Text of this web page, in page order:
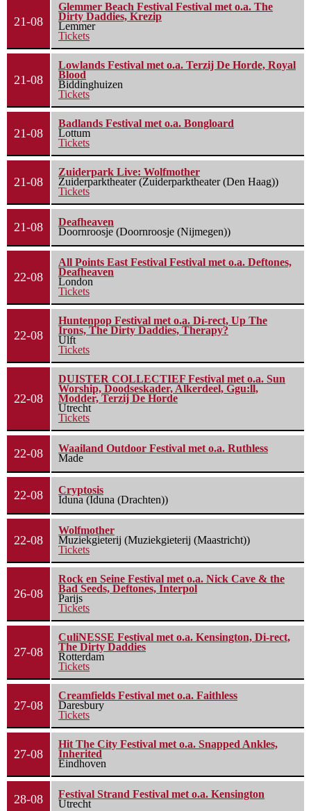
21-08
Glemmer Beach Festival Festival met o.a. The
Dirty Daddies, Krezip
Lemmer
Tickets
21-08
Lowlands Festival met o.a. Terzij De Horde, Royal
Blood
Biddinghuizen
Tickets
21-08
Badlands Festival met o.a. Bongloard
Lottum
Tickets
21-08
Zuiderpark Live: Wolfmother
Zuiderparktheater (Zuiderparktheater (Den Haag))
Tickets
21-08
Deafheaven
Doornroosje (Doornroosje (Nijmegen))
22-08
All Points East Festival Festival met o.a. Deftones,
Deafheaven
London
Tickets
22-08
Huntenpop Festival met o.a. Di-rect, Up The
Irons, The Dirty Daddies, Therapy?
Ulft
Tickets
22-08
DUISTER COLLECTIEF Festival met o.a. Sun
Worship, Doodseskader, Alkerdeel, Ggu:ll,
Modder, Terzij De Horde
Utrecht
Tickets
22-08
Waailand Outdoor Festival met o.a. Ruthless
Made
22-08
Cryptosis
Iduna (Iduna (Drachten))
22-08
Wolfmother
Muziekgieterij (Muziekgieterij (Maastricht))
Tickets
26-08
Rock en Seine Festival met o.a. Nick Cave & the
Bad Seeds, Deftones, Interpol
Parijs
Tickets
27-08
CuliNESSE Festival met o.a. Kensington, Di-rect,
The Dirty Daddies
Rotterdam
Tickets
27-08
Creamfields Festival met o.a. Faithless
Daresbury
Tickets
27-08
Hit The City Festival met o.a. Snapped Ankles,
Inherited
Eindhoven
28-08
Festival Strand Festival met o.a. Kensington
Utrecht